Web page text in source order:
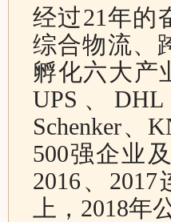
经过21年的
综合物流、
孵化六大产
UPS、
Schenker、
500强企业
2016、
上，2018